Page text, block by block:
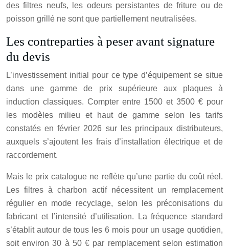
des filtres neufs, les odeurs persistantes de friture ou de
poisson grillé ne sont que partiellement neutralisées.
Les contreparties à peser avant signature
du devis
L’investissement initial pour ce type d’équipement se situe
dans une gamme de prix supérieure aux plaques à
induction classiques. Compter entre 1500 et 3500 € pour
les modèles milieu et haut de gamme selon les tarifs
constatés en février 2026 sur les principaux distributeurs,
auxquels s’ajoutent les frais d’installation électrique et de
raccordement.
Mais le prix catalogue ne reflète qu’une partie du coût réel.
Les filtres à charbon actif nécessitent un remplacement
régulier en mode recyclage, selon les préconisations du
fabricant et l’intensité d’utilisation. La fréquence standard
s’établit autour de tous les 6 mois pour un usage quotidien,
soit environ 30 à 50 € par remplacement selon estimation